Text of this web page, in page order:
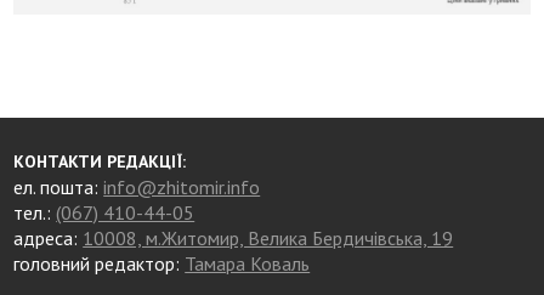
КОНТАКТИ РЕДАКЦІЇ:
ел. пошта:info@zhitomir.info
тел.: (067) 410-44-05
адреса: 10008, м.Житомир, Велика Бердичівська, 19
головний редактор: Тамара Коваль